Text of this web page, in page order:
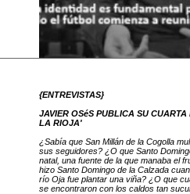
{ENTREVISTAS}
JAVIER OSéS PUBLICA SU
LA RIOJA'
¿Sabía que San Millán de la Cogolla
sus seguidores? ¿O que Santo
natal, una fuente de la que manaba el
hizo Santo Domingo de la Calzada
río Oja fue plantar una viña? ¿O que
se encontraron con los caldos tan